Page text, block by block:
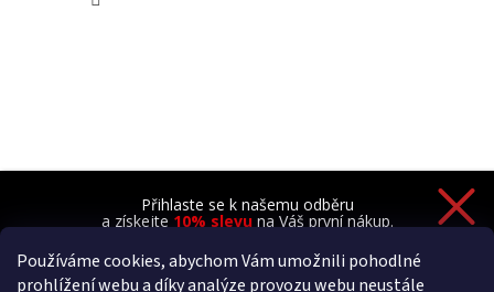
Používáme cookies, abychom Vám umožnili pohodlné
prohlížení webu a díky analýze provozu webu neustále
Přihlaste se k našemu odběru
a získejte 10% slevu na Váš první nákup.